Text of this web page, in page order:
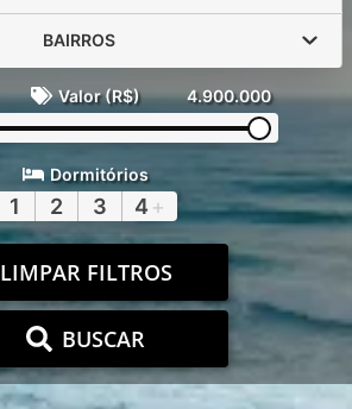
BAIRROS
Valor (R$) 4.900.000
Dormitórios
1 2 3 4 +
LIMPAR FILTROS
BUSCAR